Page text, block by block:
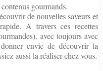
gourmands.
de nouvelles saveurs et
A travers ces recettes
avec toujours avec
envie de découvrir la
aussi la réaliser chez vous.